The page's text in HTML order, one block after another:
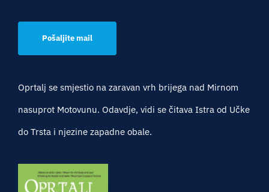
Pošaljite mail
Oprtalj se smjestio na zaravan vrh brijega nad Mirnom
nasuprot Motovunu. Odavdje, vidi se čitava Istra od Učke
do Trsta i njezine zapadne obale.